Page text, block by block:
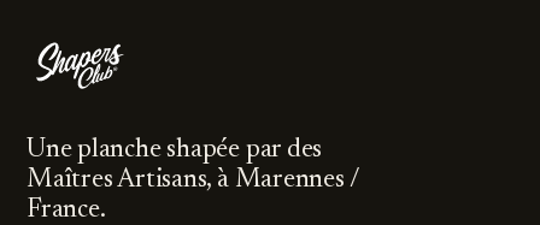
Une planche shapée par des
Maîtres Artisans, à Marennes /
France.